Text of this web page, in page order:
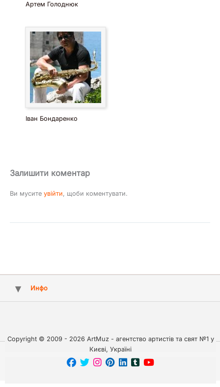
Артем Голоднюк
Іван Бондаренко
Залишити коментар
Ви мусите увійти, щоби коментувати.
Инфо
Copyright © 2009 - 2026 ArtMuz - агентство артистів та свят №1 у
Києві, Україні